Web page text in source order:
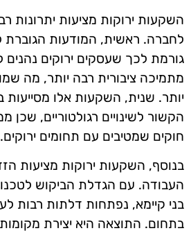
השקעות ירוקות מציעות יתרונות
לחברה. ראשית, המודעות
גורמת לכך שעסקים ירוקים נהנים
מתמיכה ציבורית רבה יותר, מה
יותר. שנית, השקעות אלו מסייעות
הקשור לשינויים רגולטוריים,
חוקים שמטיבים עם תחומים ירוקים.
בנוסף, השקעות ירוקות מציעות
העבודה. עם הגדלת הביקוש
בני קיימא, נפתחות דלתות רבות
בתחום. התוצאה היא יצירת